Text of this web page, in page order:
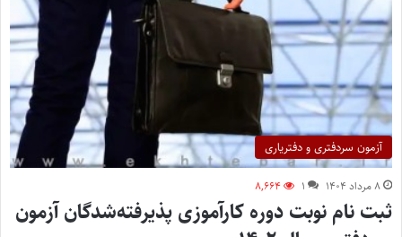
آزمون سردفتری و دفتریاری
۸ مرداد ۱۴۰۴ ۱ ۸,۶۶۴
ثبت نام نوبت دوره کارآموزی پذیرفته‌شدگان آزمون